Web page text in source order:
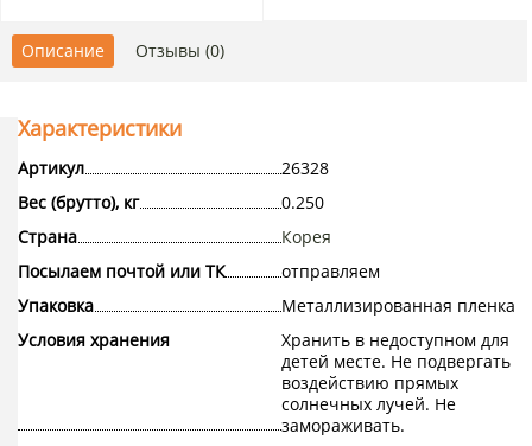
Описание Отзывы (0)
Характеристики
Артикул
26328
Вес (брутто), кг
0.250
Страна
Корея
Посылаем почтой или ТК
отправляем
Упаковка
Металлизированная пленка
Условия хранения
Хранить в недоступном для
детей месте. Не подвергать
воздействию прямых
солнечных лучей. Не
замораживать.